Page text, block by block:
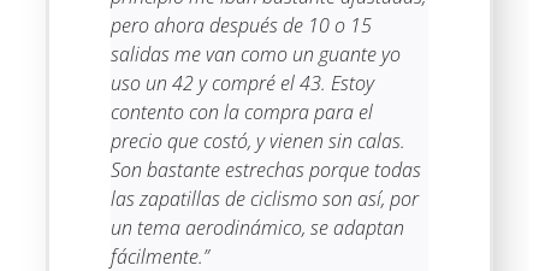
pero ahora después de 10 o 15
salidas me van como un guante yo
uso un 42 y compré el 43. Estoy
contento con la compra para el
precio que costó, y vienen sin calas.
Son bastante estrechas porque todas
las zapatillas de ciclismo son así, por
un tema aerodinámico, se adaptan
fácilmente.”